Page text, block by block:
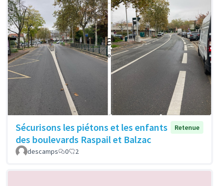
Sécurisons les piétons et les enfants
des boulevards Raspail et Balzac
Retenue
descamps 0 2